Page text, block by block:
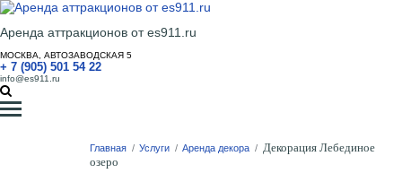
Аренда аттракционов от es911.ru
МОСКВА, АВТОЗАВОДСКАЯ 5
+ 7 (905) 501 54 22
info@es911.ru
Главная / Услуги / Аренда декора / Декорация Лебединое
озеро